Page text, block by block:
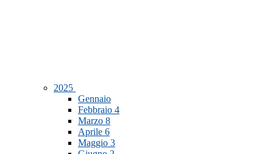
2025
Gennaio
Febbraio 4
Marzo 8
Aprile 6
Maggio 3